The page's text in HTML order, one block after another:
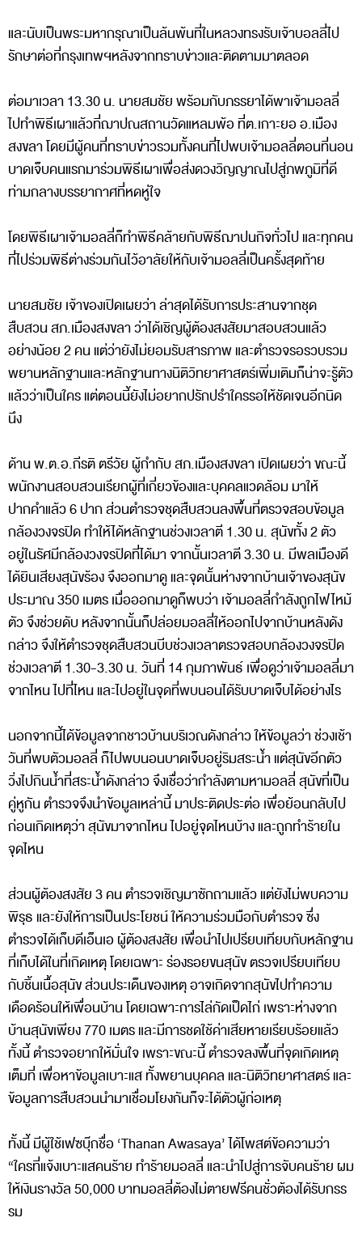
และนับเป็นพระมหากรุณาเป็นล้นพ้นที่ในหลวงทรงรับเจ้าบอลลี่ไป
รักษาต่อที่กรุงเทพฯหลังจากทราบข่าวและติดตามมาตลอด
ต่อมาเวลา 13.30 น. นายสมชัย พร้อมกับภรรยาได้พาเจ้ามอลลี่
ไปทำพิธีเผาแล้วที่ฌาปณสถานวัดแหลมพ้อ ที่ต.เกาะยอ อ.เมือง
สงขลา โดยมีผู้คนที่ทราบข่าวรวมทั้งคนที่ไปพบเจ้ามอลลี่ตอนที่นอน
บาดเจ็บคนแรกมาร่วมพิธีเผาเพื่อส่งดวงวิญญาณไปสู่ภพภูมิที่ดี
ท่ามกลางบรรยากาศที่หดหู่ใจ
โดยพิธีเผาเจ้ามอลลี่ก็ทำพิธีคล้ายกับพิธีฌาปนกิจทั่วไป และทุกคน
ที่ไปร่วมพิธีต่างร่วมกันไว้อาลัยให้กับเจ้ามอลลี่เป็นครั้งสุดท้าย
นายสมชัย เจ้าของเปิดเผยว่า ล่าสุดได้รับการประสานจากชุด
สืบสวน สภ.เมืองสงขลา ว่าได้เชิญผู้ต้องสงสัยมาสอบสวนแล้ว
อย่างน้อย 2 คน แต่ว่ายังไม่ยอมรับสารภาพ และตำรวจรอรวบรวม
พยานหลักฐานและหลักฐานทางนิติวิทยาศาสตร์เพิ่มเติมก็น่าจะรู้ตัว
แล้วว่าเป็นใคร แต่ตอนนี้ยังไม่อยากปรักปรำใครรอให้ชัดเจนอีกนิด
นึง
ด้าน พ.ต.อ.กีรติ ตรีวัย ผู้กำกับ สภ.เมืองสงขลา เปิดเผยว่า ขณะนี้
พนักงานสอบสวนเรียกผู้ที่เกี่ยวข้องและบุคคลแวดล้อม มาให้
ปากคำแล้ว 6 ปาก ส่วนตำรวจชุดสืบสวนลงพื้นที่ตรวจสอบข้อมูล
กล้องวงจรปิด ทำให้ได้หลักฐานช่วงเวลาตี 1.30 น. สุนัขทั้ง 2 ตัว
อยู่ในรัศมีกล้องวงจรปิดที่ได้มา จากนั้นเวลาตี 3.30 น. มีพลเมืองดี
ได้ยินเสียงสุนัขร้อง จึงออกมาดู และจุดนั้นห่างจากบ้านเจ้าของสุนัข
ประมาณ 350 เมตร เมื่อออกมาดูก็พบว่า เจ้ามอลลี่กำลังถูกไฟไหม้
ตัว จึงช่วยดับ หลังจากนั้นก็ปล่อยมอลลี่ให้ออกไปจากบ้านหลังดัง
กล่าว จึงให้ตำรวจชุดสืบสวนบีบช่วงเวลาตรวจสอบกล้องวงจรปิด
ช่วงเวลาตี 1.30-3.30 น. วันที่ 14 กุมภาพันธ์ เพื่อดูว่าเจ้ามอลลี่มา
จากไหน ไปที่ไหน และไปอยู่ในจุดที่พบนอนได้รับบาดเจ็บได้อย่างไร
นอกจากนี้ได้ข้อมูลจากชาวบ้านบริเวณดังกล่าว ให้ข้อมูลว่า ช่วงเช้า
วันที่พบตัวมอลลี่ ก็ไปพบนอนบาดเจ็บอยู่ริมสระน้ำ แต่สุนัขอีกตัว
วิ่งไปกินน้ำที่สระน้ำดังกล่าว จึงเชื่อว่ากำลังตามหามอลลี่ สุนัขที่เป็น
คู่หูกัน ตำรวจจึงนำข้อมูลเหล่านี้ มาประติดประต่อ เพื่อย้อนกลับไป
ก่อนเกิดเหตุว่า สุนัขมาจากไหน ไปอยู่จุดไหนบ้าง และถูกทำร้ายใน
จุดไหน
ส่วนผู้ต้องสงสัย 3 คน ตำรวจเชิญมาซักถามแล้ว แต่ยังไม่พบความ
พิรุธ และยังให้การเป็นประโยชน์ ให้ความร่วมมือกับตำรวจ ซึ่ง
ตำรวจได้เก็บดีเอ็นเอ ผู้ต้องสงสัย เพื่อนำไปเปรียบเทียบกับหลักฐาน
ที่เก็บได้ในที่เกิดเหตุ โดยเฉพาะ ร่องรอยขนสุนัข ตรวจเปรียบเทียบ
กับชิ้นเนื้อสุนัข ส่วนประเด็นของเหตุ อาจเกิดจากสุนัขไปทำความ
เดือดร้อนให้เพื่อนบ้าน โดยเฉพาะการไล่กัดเป็ดไก่ เพราะห่างจาก
บ้านสุนัขเพียง 770 เมตร และมีการชดใช้ค่าเสียหายเรียบร้อยแล้ว
ทั้งนี้ ตำรวจอยากให้มั่นใจ เพราะขณะนี้ ตำรวจลงพื้นที่จุดเกิดเหตุ
เต็มที่ เพื่อหาข้อมูลเบาะแส ทั้งพยานบุคคล และนิติวิทยาศาสตร์ และ
ข้อมูลการสืบสวนนำมาเชื่อมโยงกันก็จะได้ตัวผู้ก่อเหตุ
ทั้งนี้ มีผู้ใช้เฟซบุ๊กชื่อ ‘Thanan Awasaya’ ได้โพสต์ข้อความว่า
“ใครที่แจ้งเบาะแสคนร้าย ทำร้ายมอลลี่ และนำไปสู่การจับคนร้าย ผม
ให้เงินรางวัล 50,000 บาทมอลลี่ต้องไม่ตายฟรีคนชั่วต้องได้รับกรร
รม